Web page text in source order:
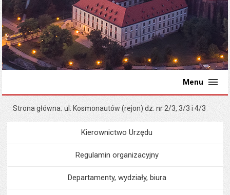
Menu
Strona główna ul. Kosmonautów (rejon) dz. nr 2/3, 3/3 i 4/3
MenuUrząd Miejski
Kierownictwo Urzędu
Regulamin organizacyjny
Departamenty, wydziały, biura